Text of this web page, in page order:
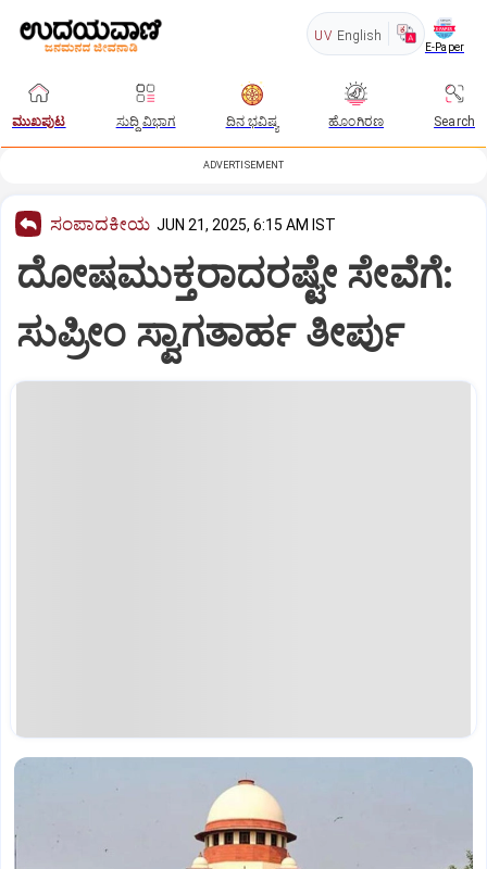
UV English
E-Paper
ಮುಖಪುಟ ಸುದ್ದಿ ವಿಭಾಗ ದಿನ ಭವಿಷ್ಯ ಹೊಂಗಿರಣ Search
ADVERTISEMENT
ಸಂಪಾದಕೀಯ JUN 21, 2025, 6:15 AM IST
ದೋಷಮುಕ್ತರಾದರಷ್ಟೇ ಸೇವೆಗೆ:
ಸುಪ್ರೀಂ ಸ್ವಾಗತಾರ್ಹ ತೀರ್ಪು